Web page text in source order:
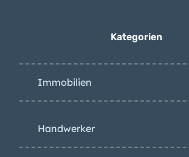
Handwerker
Dienstleistungen